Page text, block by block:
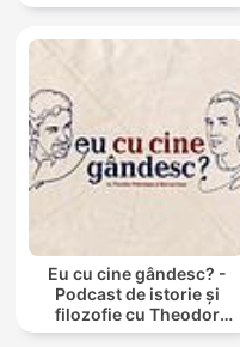
Eu cu cine gândesc? -
Podcast de istorie și
filozofie cu Theodor
Paleologu și Răzvan Ioan